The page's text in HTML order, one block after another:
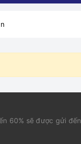
60% sẽ được gửi đến